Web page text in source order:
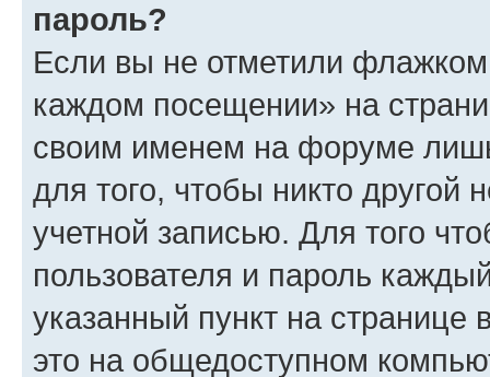
пароль?
Если вы не отметили флажком
каждом посещении» на
своим именем на форуме
для того, чтобы никто другой
учетной записью. Для того
пользователя и пароль
указанный пункт на
это на общедоступном